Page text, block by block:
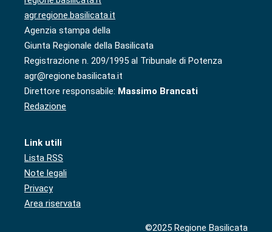
agr.regione.basilicata.it
Agenzia stampa della
Giunta Regionale della Basilicata
Registrazione n. 209/1995 al Tribunale di Potenza
agr@regione.basilicata.it
Direttore responsabile: Massimo Brancati
Redazione
Link utili
Lista RSS
Note legali
Privacy
Area riservata
©2025 Regione Basilicata